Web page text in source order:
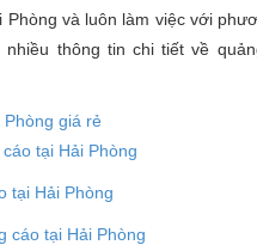
Phòng và luôn làm việc với
thông tin chi tiết về
giá rẻ
tại Hải Phòng
tại Hải Phòng
cáo tại Hải Phòng